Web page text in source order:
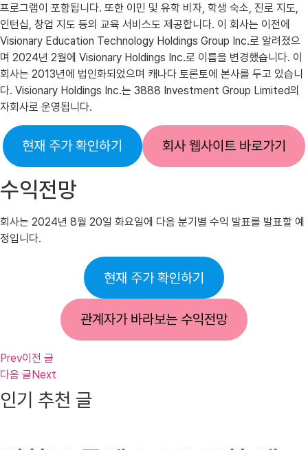
프로그램이 포함됩니다. 또한 이민 및 유학 비자, 학생 숙소, 진로 지도,
인턴십, 창업 지도 등의 교육 서비스도 제공합니다. 이 회사는 이전에
Visionary Education Technology Holdings Group Inc.로 알려졌으
며 2024년 2월에 Visionary Holdings Inc.로 이름을 변경했습니다. 이
회사는 2013년에 법인화되었으며 캐나다 토론토에 본사를 두고 있습니
다. Visionary Holdings Inc.는 3888 Investment Group Limited의
자회사로 운영됩니다.
현재 주가 확인하기 회사 웹사이트 바로가기
수익전망
회사는 2024년 8월 20일 화요일에 다음 분기별 수익 발표를 발표할 예
정입니다.
현재 주가 확인하기
관계자가 바라보는 수익전망
Prev이전 글
다음 글Next
인기 추천 글